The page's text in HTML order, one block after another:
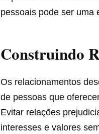
pessoais pode ser uma
Construindo
Os relacionamentos
de pessoas que
Evitar relações
interesses e valores